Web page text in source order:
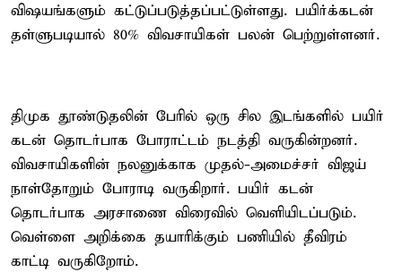
விஷயங்களும் கட்டுப்படுத்தப்பட்டுள்ளது. பயிர்க்கடன்
தள்ளுபடியால் 80% விவசாயிகள் பலன் பெற்றுள்ளனர்.
திமுக தூண்டுதலின் பேரில் ஒரு சில இடங்களில் பயிர்
கடன் தொடர்பாக போராட்டம் நடத்தி வருகின்றனர்.
விவசாயிகளின் நலனுக்காக முதல்-அமைச்சர் விஜய்
நாள்தோறும் போராடி வருகிறார். பயிர் கடன்
தொடர்பாக அரசாணை விரைவில் வெளியிடப்படும்.
வெள்ளை அறிக்கை தயாரிக்கும் பணியில் தீவிரம்
காட்டி வருகிறோம்.